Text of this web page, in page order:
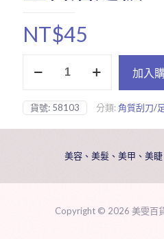
NT$45
足
板
加入
貨號: 58103 分類: 角質刮刀/
美容、美髮、美甲、美
Copyright © 2026 美雯百